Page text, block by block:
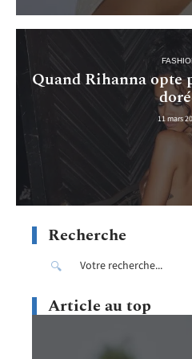
Quand Rihanna opte
11 mars
Recherche
Article au top